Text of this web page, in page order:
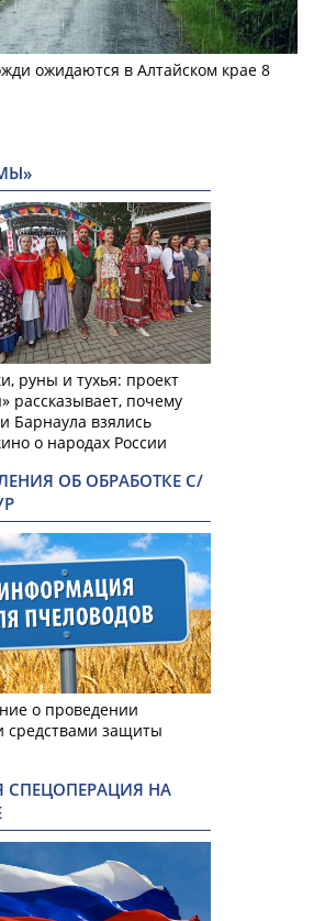
ожидаются в Алтайском крае 8
руны и тухья: проект
рассказывает, почему
Барнаула взялись
о народах России
ОБ ОБРАБОТКЕ С/
о проведении
средствами защиты
СПЕЦОПЕРАЦИЯ НА